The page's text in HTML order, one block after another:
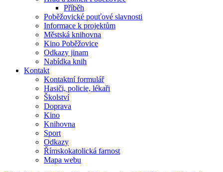
Příběh
Poběžovické pouťové slavnosti
Informace k projektům
Městská knihovna
Kino Poběžovice
Odkazy jinam
Nabídka knih
Kontakt
Kontaktní formulář
Hasiči, policie, lékaři
Školství
Doprava
Kino
Knihovna
Sport
Odkazy
Římskokatolická farnost
Mapa webu